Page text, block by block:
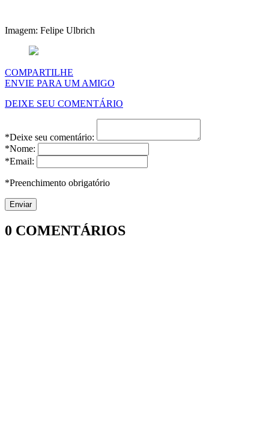
Imagem: Felipe Ulbrich
COMPARTILHE
ENVIE PARA UM AMIGO
DEIXE SEU COMENTÁRIO
*Deixe seu comentário:
*Nome:
*Email:
*Preenchimento obrigatório
0 COMENTÁRIOS